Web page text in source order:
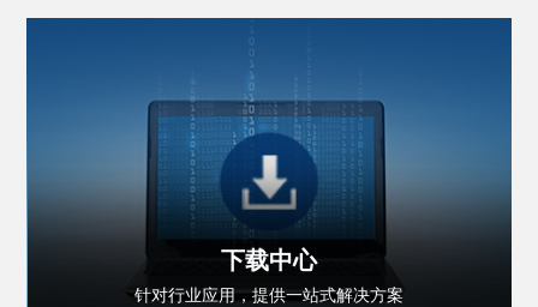
下载中心
针对行业应用，提供一站式解决方案